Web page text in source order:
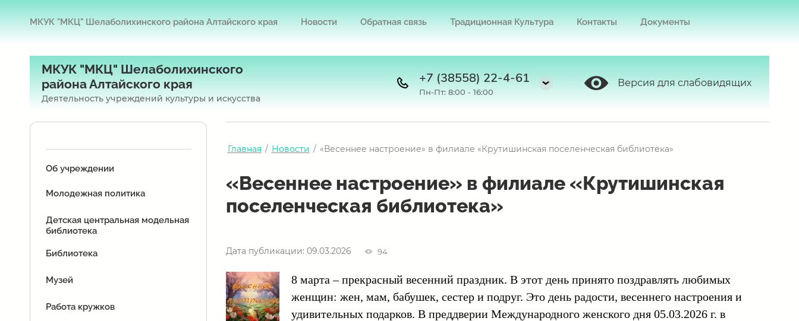
МКУК "МКЦ" Шелаболихинского района Алтайского края Новости Обратная связь Традиционная Культура Контакты Документы
МКУК "МКЦ" Шелаболихинского
района Алтайского края
Деятельность учреждений культуры и искусства
Пн-Пт: 8:00 - 16:00
+7 (38558) 22-4-61 Версия для слабовидящих
Об учреждении
Молодежная политика
Детская центральная модельная
библиотека
Библиотека
Музей
Работа кружков
Главная / Новости / «Весеннее настроение» в филиале «Крутишинская поселенческая библиотека»
«Весеннее настроение» в филиале «Крутишинская
поселенческая библиотека»
Дата публикации: 09.03.2026 94
8 марта – прекрасный весенний праздник. В этот день принято поздравлять любимых
женщин: жен, мам, бабушек, сестер и подруг. Это день радости, весеннего настроения и
удивительных подарков. В преддверии Международного женского дня 05.03.2026 г. в